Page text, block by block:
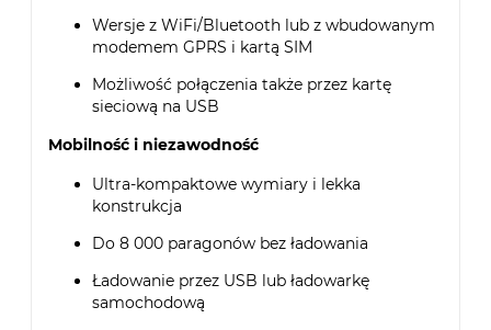
Wersje z WiFi/Bluetooth lub z wbudowanym
modemem GPRS i kartą SIM
Możliwość połączenia także przez kartę
sieciową na USB
Mobilność i niezawodność
Ultra-kompaktowe wymiary i lekka
konstrukcja
Do 8 000 paragonów bez ładowania
Ładowanie przez USB lub ładowarkę
samochodową